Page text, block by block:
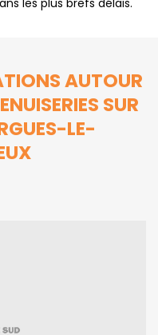
les plus brefs délais.
AUTOUR
SUR
LE-